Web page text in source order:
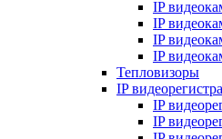
IP
IP
IP
IP
Тепловизоры
IP
IP
IP